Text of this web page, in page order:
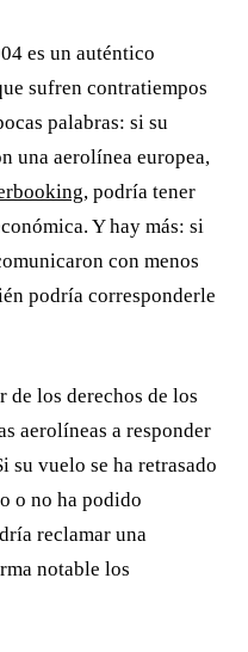
es un auténtico
sufren contratiempos
palabras: si su
una aerolínea europea,
, podría tener
Y hay más: si
con menos
podría corresponderle
de los derechos de los
aerolíneas a responder
su vuelo se ha retrasado
o no ha podido
reclamar una
notable los